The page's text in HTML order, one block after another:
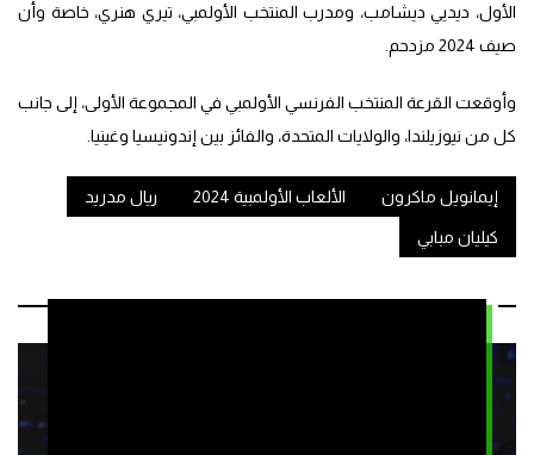
الأول، ديديي ديشامب، ومدرب المنتخب الأولمبي، تيري هنري، خاصة وأن
صيف 2024 مزدحم.
وأوقعت القرعة المنتخب الفرنسي الأولمبي في المجموعة الأولى، إلى جانب
كل من نيوزيلندا، والولايات المتحدة، والفائز بين إندونيسيا وغينيا.
إيمانويل ماكرون الألعاب الأولمبية 2024 ريال مدريد
كيليان مبابي
مقالات ذات صلة